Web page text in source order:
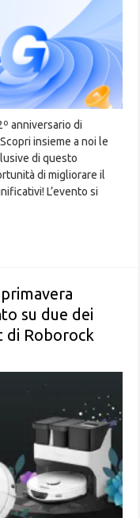
anniversario di
insieme a noi le
di questo
di migliorare il
L’evento si
su due dei
di Roborock